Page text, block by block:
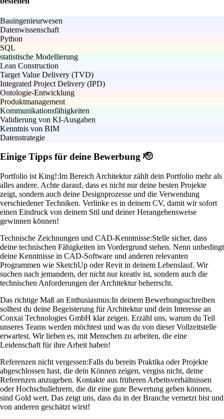
Bauingenieurwesen
Datenwissenschaft
Python
SQL
statistische Modellierung
Lean Construction
Target Value Delivery (TVD)
Integrated Project Delivery (IPD)
Ontologie-Entwicklung
Produktmanagement
Kommunikationsfähigkeiten
Validierung von KI-Ausgaben
Kenntnis von BIM
Datenstrategie
Einige Tipps für deine Bewerbung 🫡
Portfolio ist King!:Im Bereich Architektur zählt dein Portfolio mehr als
alles andere. Achte darauf, dass es nicht nur deine besten Projekte
zeigt, sondern auch deine Designprozesse und die Verwendung
verschiedener Techniken. Verlinke es in deinem CV, damit wir sofort
einen Eindruck von deinem Stil und deiner Herangehensweise
gewinnen können!
Technische Zeichnungen und CAD-Kenntnisse:Stelle sicher, dass
deine technischen Fähigkeiten im Vordergrund stehen. Nenn unbedingt
deine Kenntnisse in CAD-Software und anderen relevanten
Programmen wie SketchUp oder Revit in deinem Lebenslauf. Wir
suchen nach jemandem, der nicht nur kreativ ist, sondern auch die
technischen Anforderungen der Architektur beherrscht.
Das richtige Maß an Enthusiasmus:In deinem Bewerbungsschreiben
solltest du deine Begeisterung für Architektur und dein Interesse an
Conxai Technologies GmbH klar zeigen. Erzähl uns, warum du Teil
unseres Teams werden möchtest und was du von dieser Vollzeitstelle
erwartest. Wir lieben es, mit Menschen zu arbeiten, die eine
Leidenschaft für ihre Arbeit haben!
Referenzen nicht vergessen:Falls du bereits Praktika oder Projekte
abgeschlossen hast, die dein Können zeigen, vergiss nicht, deine
Referenzen anzugeben. Kontakte aus früheren Arbeitsverhältnissen
oder Hochschullehrern, die dir eine gute Bewertung geben können,
sind Gold wert. Das zeigt uns, dass du in der Branche vernetzt bist und
von anderen geschätzt wirst!